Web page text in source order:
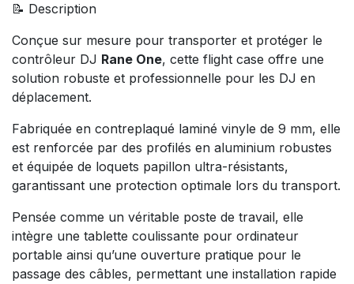
📝 Description
Conçue sur mesure pour transporter et protéger le
contrôleur DJ Rane One, cette flight case offre une
solution robuste et professionnelle pour les DJ en
déplacement.
Fabriquée en contreplaqué laminé vinyle de 9 mm, elle
est renforcée par des profilés en aluminium robustes
et équipée de loquets papillon ultra-résistants,
garantissant une protection optimale lors du transport.
Pensée comme un véritable poste de travail, elle
intègre une tablette coulissante pour ordinateur
portable ainsi qu’une ouverture pratique pour le
passage des câbles, permettant une installation rapide